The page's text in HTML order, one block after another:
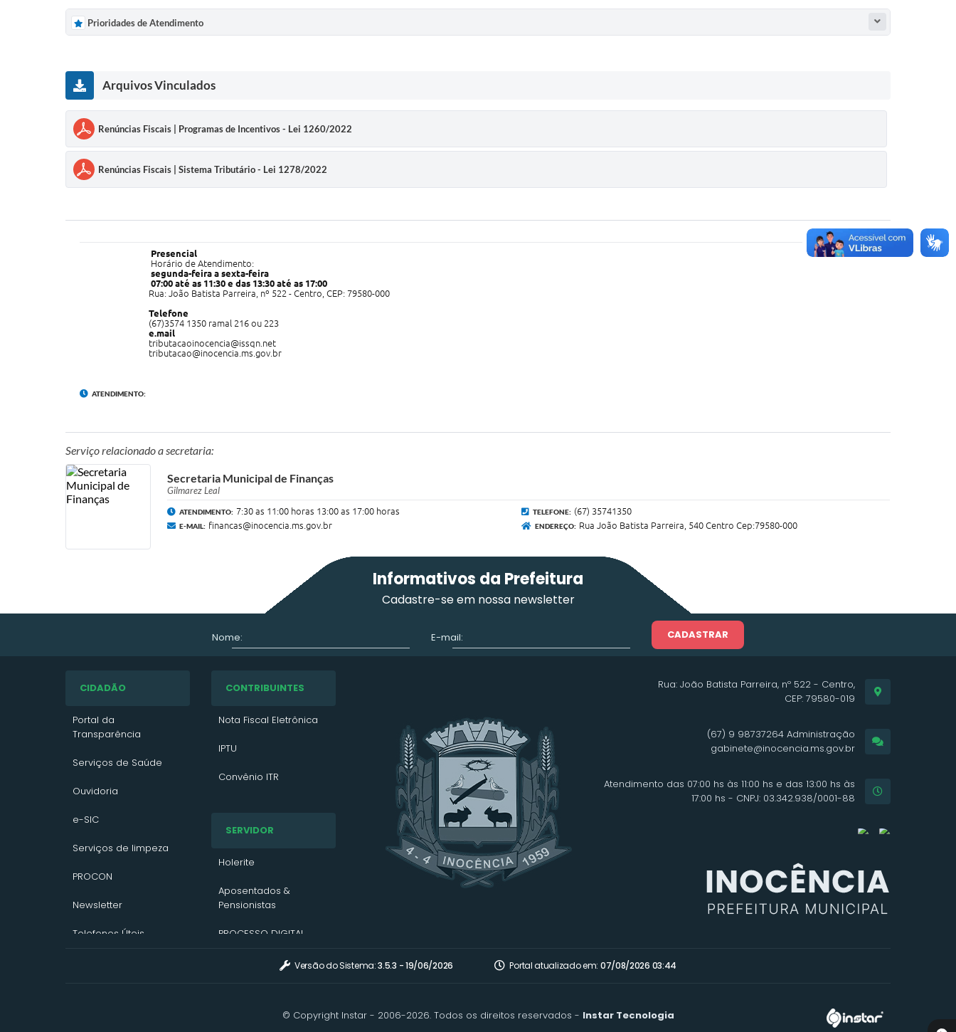
Prioridades de Atendimento
Arquivos Vinculados
Renúncias Fiscais | Programas de Incentivos - Lei 1260/2022
Renúncias Fiscais | Sistema Tributário - Lei 1278/2022
ATENDIMENTO:
Presencial
Horário de Atendimento:
segunda-feira a sexta-feira
07:00 até as 11:30 e das 13:30 até as 17:00
Rua: João Batista Parreira, nº 522 - Centro, CEP: 79580-000
Telefone
(67)3574 1350 ramal 216 ou 223
e.mail
tributacaoinocencia@issqn.net
tributacao@inocencia.ms.gov.br
Serviço relacionado a secretaria:
Secretaria Municipal de Finanças
Gilmarez Leal
ATENDIMENTO: 7:30 as 11:00 horas 13:00 as 17:00 horas TELEFONE: (67) 35741350
E-MAIL: financas@inocencia.ms.gov.br ENDEREÇO: Rua João Batista Parreira, 540 Centro Cep:79580-000
Informativos da Prefeitura
Cadastre-se em nossa newsletter
Nome: E-mail: CADASTRAR
CIDADÃO
Portal da
Transparência
Serviços de Saúde
Ouvidoria
e-SIC
Serviços de limpeza
PROCON
Newsletter
Telefones Úteis
CONTRIBUINTES
Nota Fiscal Eletrônica
IPTU
Convênio ITR
VTN 2025
VTN 2024
Contato/Solicitação
SERVIDOR
Holerite
Aposentados &
Pensionistas
PROCESSO DIGITAL
Assinatura Digital
Portal de Sistemas
Rua: João Batista Parreira, nº 522 - Centro,
CEP: 79580-019
(67) 9 98737264 Administração
gabinete@inocencia.ms.gov.br
Atendimento das 07:00 hs às 11:00 hs e das 13:00 hs às
17:00 hs - CNPJ: 03.342.938/0001-88
Versão do Sistema:3.5.3 - 19/06/2026 Portal atualizado em: 07/08/2026 03:44
© Copyright Instar - 2006-2026. Todos os direitos reservados - Instar Tecnologia